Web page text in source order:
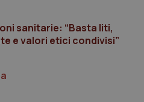
sanitarie: “Basta liti,
e valori etici condivisi”